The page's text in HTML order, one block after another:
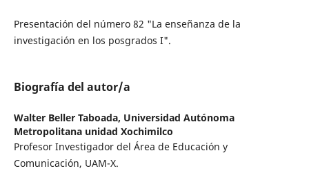
Presentación del número 82 "La enseñanza de la
investigación en los posgrados I".
Biografía del autor/a
Walter Beller Taboada, Universidad Autónoma
Metropolitana unidad Xochimilco
Profesor Investigador del Área de Educación y
Comunicación, UAM-X.